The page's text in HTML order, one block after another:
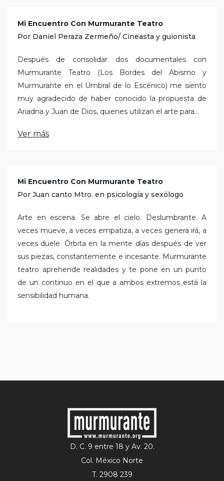
Mi Encuentro Con Murmurante Teatro
Por Daniel Peraza Zermeño/ Cineasta y guionista
Después de consolidar dos documentales con
Murmurante Teatro (Los Bordes del Abismo y
Murmurante en el Umbral de lo Escénico) me siento
muy agradecido de haber conocido la propuesta de
Ariadna y Juan de Dios, quienes utilizan el arte para...
Ver más
Mi Encuentro Con Murmurante Teatro
Por Juan canto Mtro. en psicología y sexólogo
Arte en escena. Se abre el cielo. Deslumbrante. A
veces mueve, a veces empatiza, a veces genera irá, a
veces duele. Órbita en la mente días después de ver
sus piezas, constantemente e incesante. Murmurante
teatro aprehende realidades y te pone en un punto
de un continuo en el que a ambos extremos está la
sensibilidad humana.
D. C. 9 entre 18 y Av. 20.
Col. México Norte
T. 2908 239